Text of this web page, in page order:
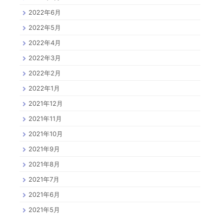
2022年6月
2022年5月
2022年4月
2022年3月
2022年2月
2022年1月
2021年12月
2021年11月
2021年10月
2021年9月
2021年8月
2021年7月
2021年6月
2021年5月